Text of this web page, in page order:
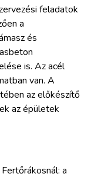
feladatok
a
és
is. Az acél
van. A
az előkészítő
az épületek
a